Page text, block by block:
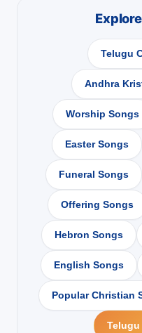
Telugu
Andhra
Worship Songs
Easter Songs
Funeral Songs
Offering Songs
Hebron Songs
English Songs
Popular Christian
Telugu